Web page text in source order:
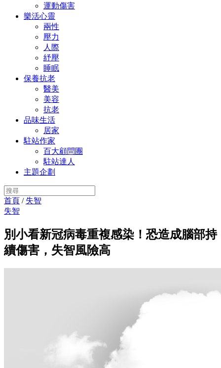
運動傷害
樂活心靈
兩性
壓力
人際
紓壓
睡眠
保養抗老
醫美
美容
抗老
品味生活
居家
駐站作家
百大顧問團
駐站達人
主題企劃
首頁 / 失智
失智
別小看新冠病毒重複感染！恐造成腦部持
續傷害，失智風險高